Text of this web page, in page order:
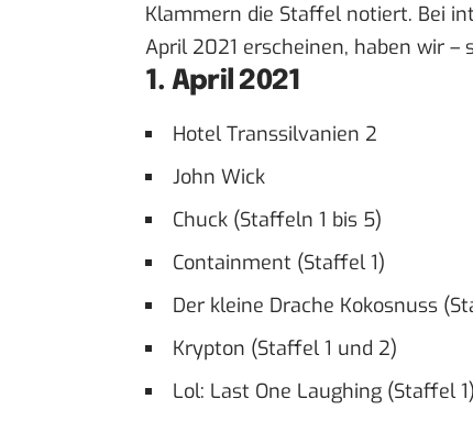
Klammern die Staffel notiert. Bei
April 2021 erscheinen, haben wir
1. April 2021
Hotel Transsilvanien 2
John Wick
Chuck (Staffeln 1 bis 5)
Containment (Staffel 1)
Der kleine Drache Kokosnuss
Krypton (Staffel 1 und 2)
Lol: Last One Laughing (Staffel 1)